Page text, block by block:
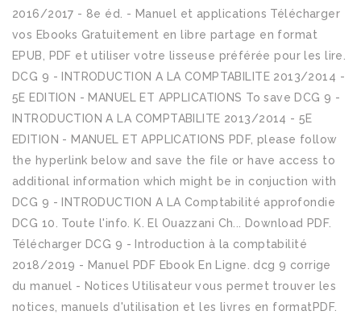
2016/2017 - 8e éd. - Manuel et applications Télécharger
vos Ebooks Gratuitement en libre partage en format
EPUB, PDF et utiliser votre lisseuse préférée pour les lire.
DCG 9 - INTRODUCTION A LA COMPTABILITE 2013/2014 -
5E EDITION - MANUEL ET APPLICATIONS To save DCG 9 -
INTRODUCTION A LA COMPTABILITE 2013/2014 - 5E
EDITION - MANUEL ET APPLICATIONS PDF, please follow
the hyperlink below and save the file or have access to
additional information which might be in conjuction with
DCG 9 - INTRODUCTION A LA Comptabilité approfondie
DCG 10. Toute l'info. K. El Ouazzani Ch... Download PDF.
Télécharger DCG 9 - Introduction à la comptabilité
2018/2019 - Manuel PDF Ebook En Ligne. dcg 9 corrige
du manuel - Notices Utilisateur vous permet trouver les
notices, manuels d'utilisation et les livres en formatPDF.